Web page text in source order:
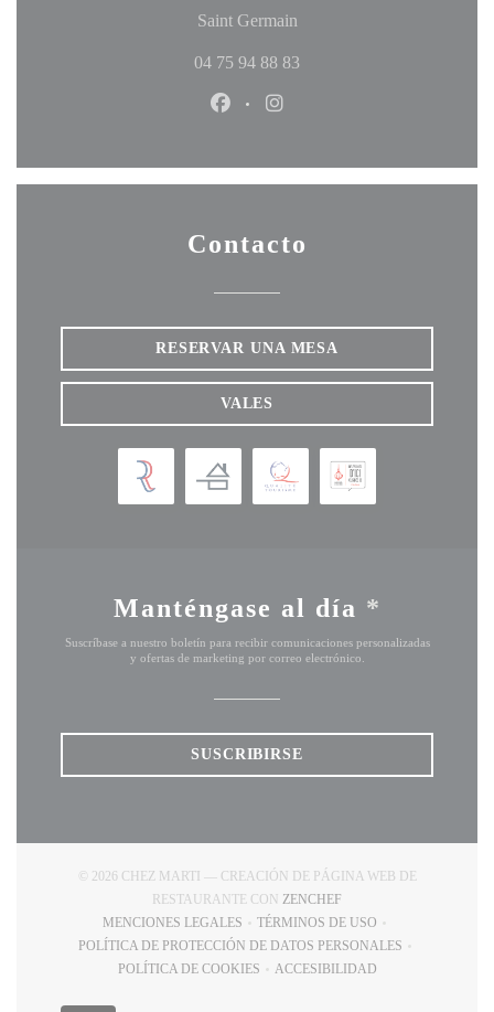
Saint Germain((abre en una nueva
04 75 94 88 83
Facebook ((abre en una nueva
Contacto
RESERVAR UNA MESA
VALES
Manténgase al día *
Suscríbase a nuestro boletín para recibir comunicaciones personalizadas
y ofertas de marketing por correo electrónico.
SUSCRIBIRSE
© 2026 CHEZ MARTI — CREACIÓN DE PÁGINA WEB DE
RESTAURANTE CON ZENCHEF
MENCIONES LEGALES
TÉRMINOS DE USO
POLÍTICA DE PROTECCIÓN DE DATOS PERSONALES
POLÍTICA DE COOKIES
ACCESIBILIDAD